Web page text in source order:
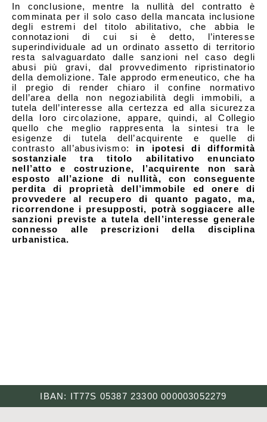
In conclusione, mentre la nullità del contratto è
comminata per il solo caso della mancata inclusione
degli estremi del titolo abilitativo, che abbia le
connotazioni di cui si è detto, l’interesse
superindividuale ad un ordinato assetto di territorio
resta salvaguardato dalle sanzioni nel caso degli
abusi più gravi, dal provvedimento ripristinatorio
della demolizione. Tale approdo ermeneutico, che ha
il pregio di render chiaro il confine normativo
dell’area della non negoziabilità degli immobili, a
tutela dell’interesse alla certezza ed alla sicurezza
della loro circolazione, appare, quindi, al Collegio
quello che meglio rappresenta la sintesi tra le
esigenze di tutela dell’acquirente e quelle di
contrasto all’abusivismo: in ipotesi di difformità
sostanziale tra titolo abilitativo enunciato
nell’atto e costruzione, l’acquirente non sarà
esposto all’azione di nullità, con conseguente
perdita di proprietà dell’immobile ed onere di
provvedere al recupero di quanto pagato, ma,
ricorrendone i presupposti, potrà soggiacere alle
sanzioni previste a tutela dell’interesse generale
connesso alle prescrizioni della disciplina
urbanistica.
IBAN: IT77S 05387 23300 000003052279